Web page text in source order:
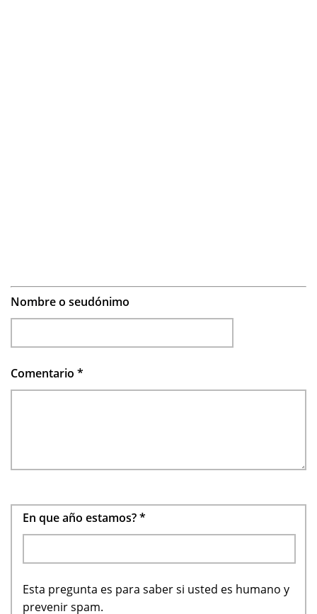
Nombre o seudónimo
Comentario *
En que año estamos?*
Esta pregunta es para saber si usted es humano y
prevenir spam.